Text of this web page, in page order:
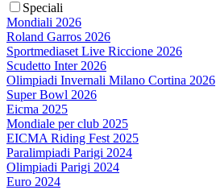
Speciali
Mondiali 2026
Roland Garros 2026
Sportmediaset Live Riccione 2026
Scudetto Inter 2026
Olimpiadi Invernali Milano Cortina 2026
Super Bowl 2026
Eicma 2025
Mondiale per club 2025
EICMA Riding Fest 2025
Paralimpiadi Parigi 2024
Olimpiadi Parigi 2024
Euro 2024